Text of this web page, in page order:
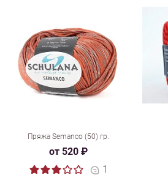
Пряжа Semanco (50) гр.
от 520 ₽
1